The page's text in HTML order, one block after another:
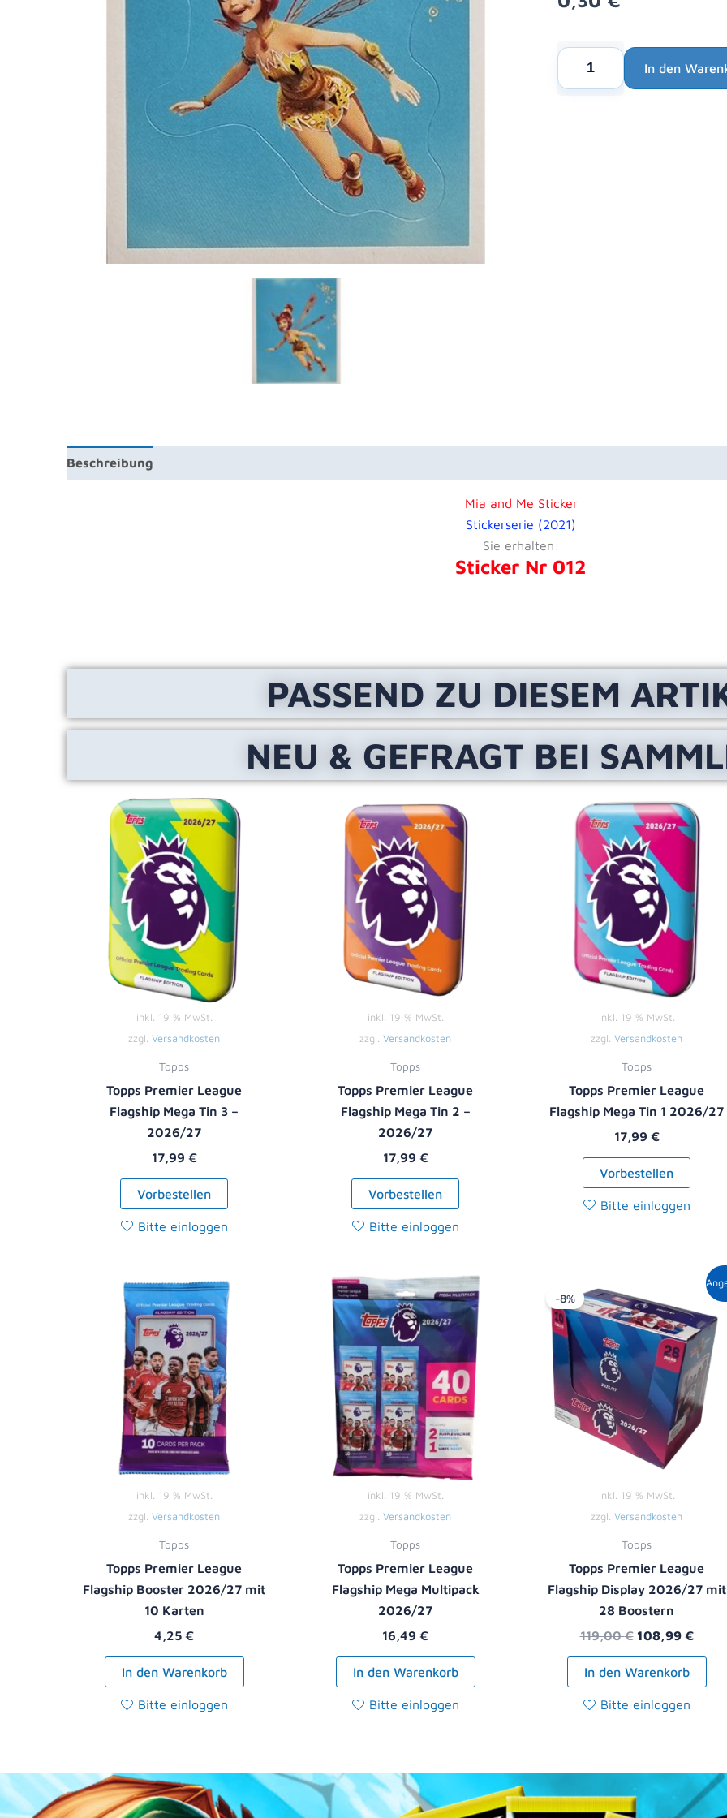
Mia
and
In den
Alternative:
Beschreibung
Mia and Me Sticker
Stickerserie (2021)
Sie erhalten:
Sticker Nr 012
PASSEND ZU DIESEM
NEU & GEFRAGT BEI
inkl. 19 % MwSt.
zzgl. Versandkosten
Topps
Topps Premier League
Flagship Mega Tin 3 –
2026/27
17,99 €
Vorbestellen
Bitte einloggen
inkl. 19 % MwSt.
zzgl. Versandkosten
Topps
Topps Premier League
Flagship Mega Tin 2 –
2026/27
17,99 €
Vorbestellen
Bitte einloggen
inkl. 19 % MwSt.
zzgl. Versandkosten
Topps
Topps Premier League
Flagship Mega Tin 1 2026/27
17,99 €
Vorbestellen
Bitte einloggen
inkl. 19 % MwSt.
zzgl. Versandkosten
Topps
Topps Premier League
Flagship Booster 2026/27 mit
10 Karten
4,25 €
In den Warenkorb
Bitte einloggen
inkl. 19 % MwSt.
zzgl. Versandkosten
Topps
Topps Premier League
Flagship Mega Multipack
2026/27
16,49 €
In den Warenkorb
Bitte einloggen
-8%
inkl. 19 % MwSt.
zzgl. Versandkosten
Topps
Topps Premier League
Flagship Display 2026/27 mit
28 Boostern
119,00€
Ursprünglicher
Preis
war:
119,00 €
108,99 €
Preis
ist:
In den Warenkorb
Bitte einloggen